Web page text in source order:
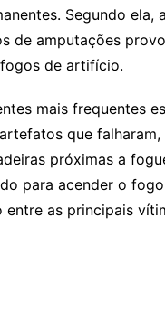
Segundo ela,
de amputações
de artifício.
mais frequentes
que falharam,
próximas a
para acender o
entre as principais